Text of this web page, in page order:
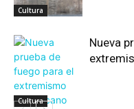
Cultura
Cultura
Nueva